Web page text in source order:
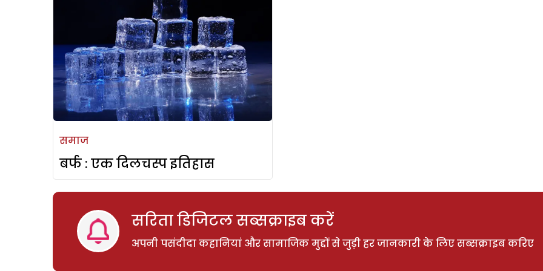
समाज
बर्फ : एक दिलचस्प इतिहास
सरिता डिजिटल सब्सक्राइब करें
अपनी पसंदीदा कहानियां और सामाजिक मुद्दों से जुड़ी हर जानकारी के लिए सब्सक्राइब करिए